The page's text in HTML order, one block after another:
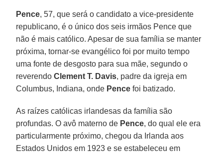
Pence, 57, que será o candidato a vice-presidente
republicano, é o único dos seis irmãos Pence que
não é mais católico. Apesar de sua família se manter
próxima, tornar-se evangélico foi por muito tempo
uma fonte de desgosto para sua mãe, segundo o
reverendoClement T. Davis, padre da igreja em
Columbus, Indiana, onde Pence foi batizado.
As raízes católicas irlandesas da família são
profundas. O avô materno de Pence, do qual ele era
particularmente próximo, chegou da Irlanda aos
Estados Unidos em 1923 e se estabeleceu em